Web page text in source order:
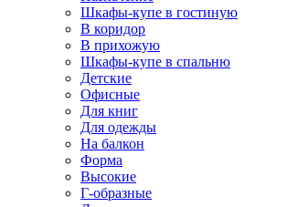
Шкафы-купе в гостиную
В коридор
В прихожую
Шкафы-купе в спальню
Детские
Офисные
Для книг
Для одежды
На балкон
Форма
Высокие
Г-образные